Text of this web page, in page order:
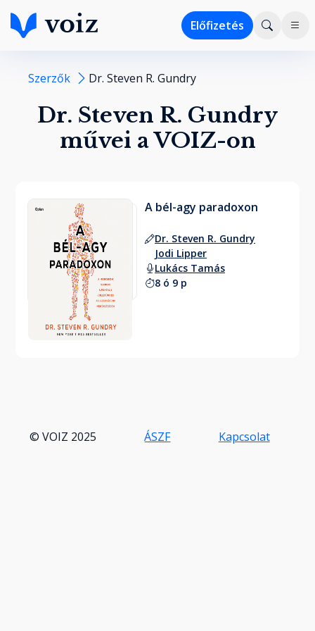
Előfizetés
Szerzők Dr. Steven R. Gundry
Dr. Steven R. Gundry
művei a VOIZ-on
A bél-agy paradoxon
Dr. Steven R. Gundry
Jodi Lipper
Lukács Tamás
8 ó 9 p
© VOIZ 2025 ÁSZF Kapcsolat